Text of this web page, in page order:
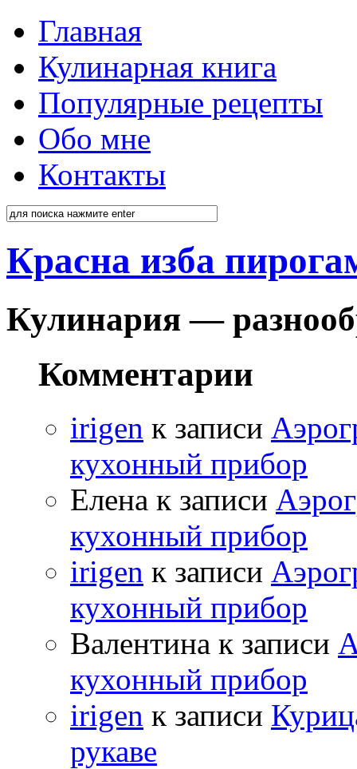
Главная
Кулинарная книга
Популярные рецепты
Обо мне
Контакты
Красна изба
Кулинария —
Комментарии
irigen к записи
кухонный прибор
Елена к записи
кухонный прибор
irigen к записи
кухонный прибор
Валентина к записи
кухонный прибор
irigen к записи
рукаве